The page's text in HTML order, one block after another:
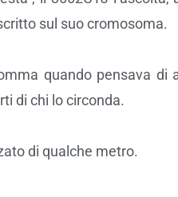
sul suo cromosoma.
quando pensava
di chi lo circonda.
di qualche metro.